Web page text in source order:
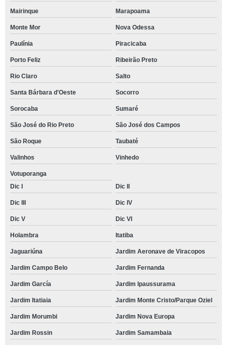
Mairinque Marapoama
Monte Mor Nova Odessa
Paulínia Piracicaba
Porto Feliz Ribeirão Preto
Rio Claro Salto
Santa Bárbara d'Oeste Socorro
Sorocaba Sumaré
São José do Rio Preto São José dos Campos
São Roque Taubaté
Valinhos Vinhedo
Votuporanga
Dic I
Dic II
Dic III Dic IV
Dic V Dic VI
Holambra Itatiba
Jaguariúna Jardim Aeronave de Viracopos
Jardim Campo Belo Jardim Fernanda
Jardim García Jardim Ipaussurama
Jardim Itatiaia Jardim Monte Cristo/Parque Oziel
Jardim Morumbi Jardim Nova Europa
Jardim Rossin Jardim Samambaia